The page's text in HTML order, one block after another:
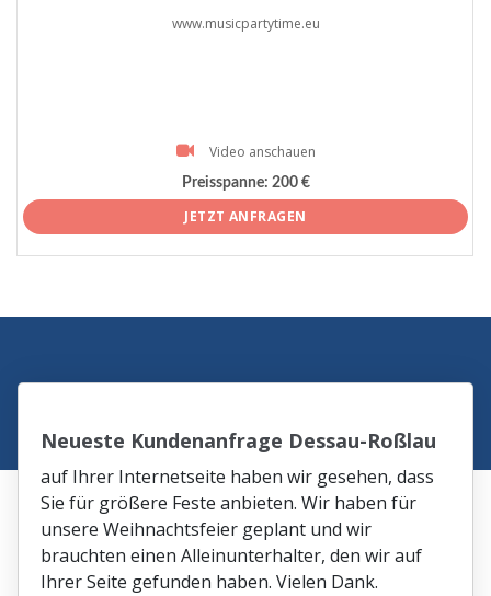
www.musicpartytime.eu
Video anschauen
Preisspanne: 200 €
JETZT ANFRAGEN
Neueste Kundenanfrage Dessau-Roßlau
auf Ihrer Internetseite haben wir gesehen, dass
Sie für größere Feste anbieten. Wir haben für
unsere Weihnachtsfeier geplant und wir
brauchten einen Alleinunterhalter, den wir auf
Ihrer Seite gefunden haben. Vielen Dank.